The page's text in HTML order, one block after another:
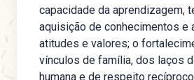
capacidade da aprendizagem,
aquisição de conhecimentos e
atitudes e valores; o
vínculos de família, dos laços
humana e de respeito